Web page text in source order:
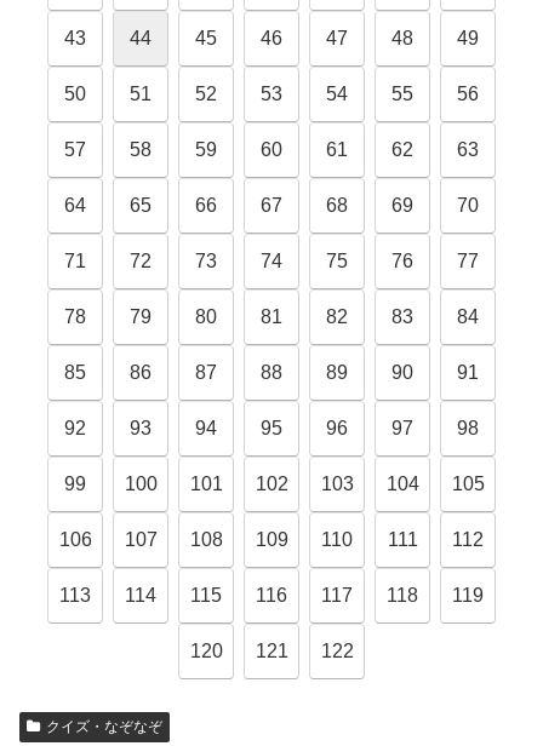
43 44 45 46 47 48 49
50 51 52 53 54 55 56
57 58 59 60 61 62 63
64 65 66 67 68 69 70
71 72 73 74 75 76 77
78 79 80 81 82 83 84
85 86 87 88 89 90 91
92 93 94 95 96 97 98
99 100 101 102 103 104 105
106 107 108 109 110 111 112
113 114 115 116 117 118 119
120 121 122
クイズ・なぞなぞ